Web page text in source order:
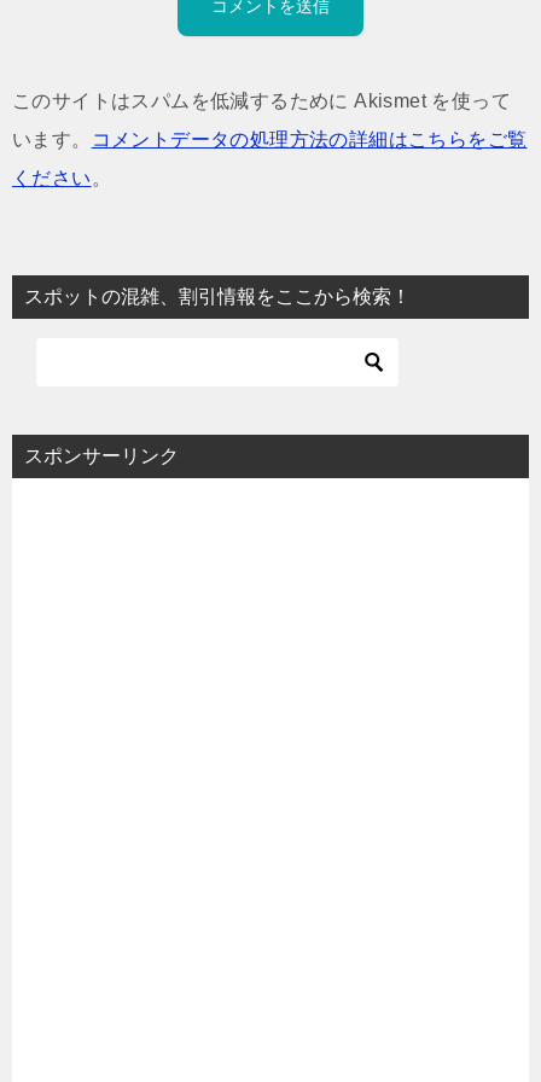
このサイトはスパムを低減するために Akismet を使って
います。
コメントデータの処理方法の詳細はこちらをご覧
ください 。
スポットの混雑、割引情報をここから検索！
スポンサーリンク